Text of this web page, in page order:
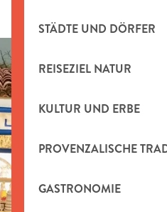
STÄDTE UND DÖRFER
REISEZIEL NATUR
KULTUR UND ERBE
PROVENZALISCHE
GASTRONOMIE